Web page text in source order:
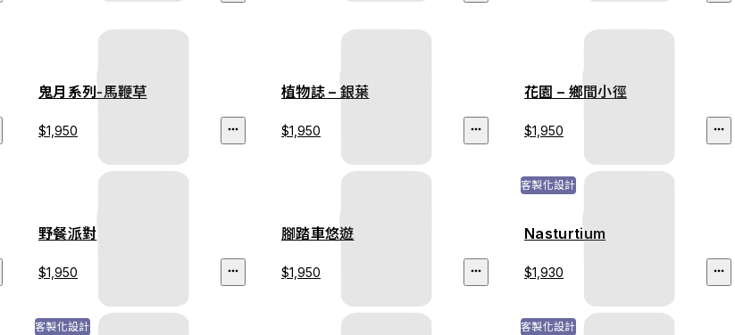
鬼月系列-馬鞭草
$1,950
植物誌 – 銀葉
$1,950
花園 – 鄉間小徑
$1,950
野餐派對
$1,950
腳踏車悠遊
$1,950
客製化設計
Nasturtium
$1,930
客製化設計 客製化設計